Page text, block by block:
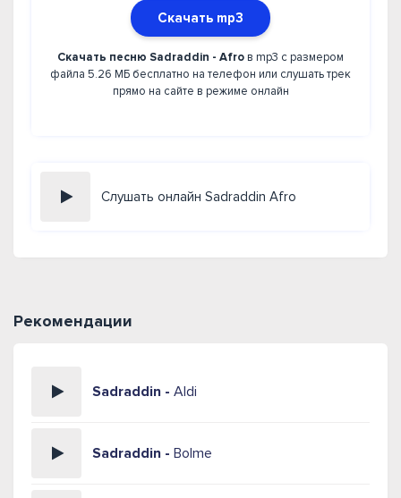
Скачать mp3
Скачать песню Sadraddin - Afro в mp3 с размером
файла 5.26 МБ бесплатно на телефон или слушать трек
прямо на сайте в режиме онлайн
Слушать онлайн Sadraddin Afro
Рекомендации
Sadraddin - Aldi
Sadraddin - Bolme